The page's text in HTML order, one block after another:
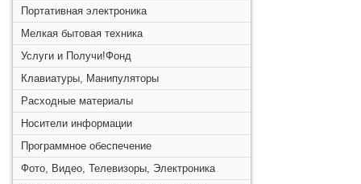
Портативная электроника
Мелкая бытовая техника
Услуги и Получи!Фонд
Клавиатуры, Манипуляторы
Расходные материалы
Носители информации
Программное обеспечение
Фото, Видео, Телевизоры, Электроника